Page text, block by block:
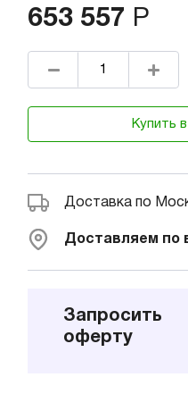
653 557 Р
Купить
Доставка по
Доставляем по
Запросить
оферту